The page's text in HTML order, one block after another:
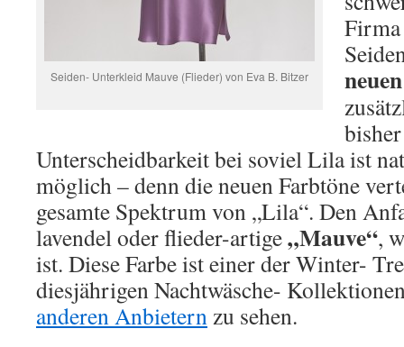
Seiden- Unterkleid Mauve (Flieder) von Eva B. Bitzer
Unterscheidbarkeit bei soviel Lila ist
möglich – denn die neuen Farbtöne
gesamte Spektrum von „Lila“. Den
lavendel oder flieder-artige„Mauve“,
ist. Diese Farbe ist einer der Winter-
diesjährigen Nachtwäsche-
anderen Anbieternzu sehen.